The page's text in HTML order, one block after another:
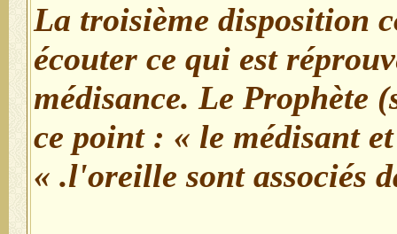
- La troisième disposition
écouter ce qui est
médisance. Le Prophète
ce point : « le médisant
l'oreille sont associés